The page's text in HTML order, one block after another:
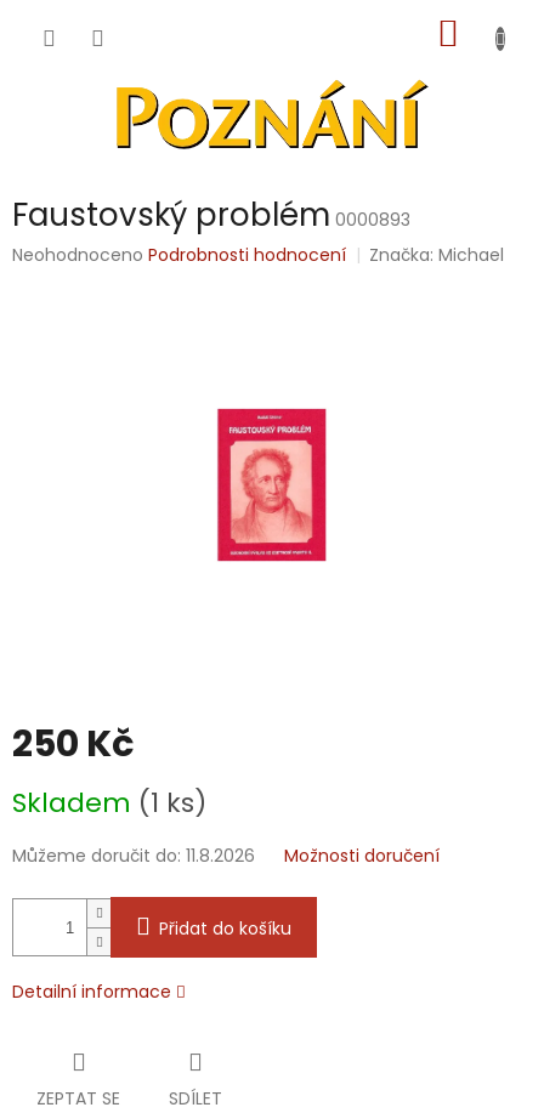
KOŠÍK
Faustovský problém 0000893
Průměrné
Neohodnoceno Podrobnosti hodnocení Značka:Michael
250 Kč
cena:
Skladem (1 ks)
Můžeme doručit do: 11.8.2026 Možnosti doručení
Přidat do košíku
Detailní informace
ZEPTAT SE SDÍLET